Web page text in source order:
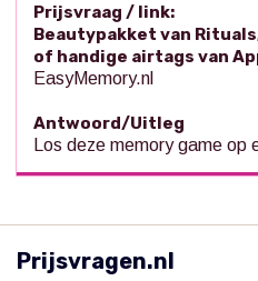
Prijsvraag / link:
Beautypakket van
of handige airtags van
EasyMemory.nl
Antwoord/Uitleg
Los deze memory game op
Prijsvragen.nl